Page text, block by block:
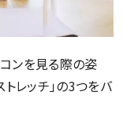
ンを見る際の姿
トレッチ」の3つをバ